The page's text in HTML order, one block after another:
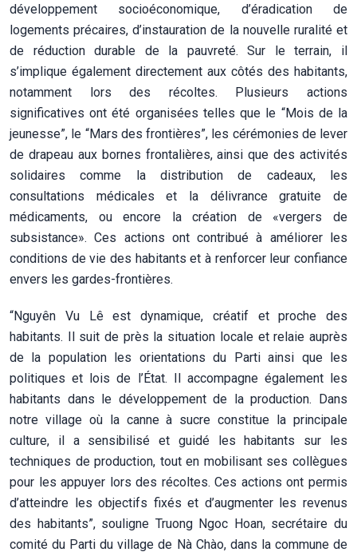
développement socioéconomique, d’éradication de
logements précaires, d’instauration de la nouvelle ruralité et
de réduction durable de la pauvreté. Sur le terrain, il
s’implique également directement aux côtés des habitants,
notamment lors des récoltes. Plusieurs actions
significatives ont été organisées telles que le “Mois de la
jeunesse”, le “Mars des frontières”, les cérémonies de lever
de drapeau aux bornes frontalières, ainsi que des activités
solidaires comme la distribution de cadeaux, les
consultations médicales et la délivrance gratuite de
médicaments, ou encore la création de «vergers de
subsistance». Ces actions ont contribué à améliorer les
conditions de vie des habitants et à renforcer leur confiance
envers les gardes-frontières.
“Nguyên Vu Lê est dynamique, créatif et proche des
habitants. Il suit de près la situation locale et relaie auprès
de la population les orientations du Parti ainsi que les
politiques et lois de l’État. Il accompagne également les
habitants dans le développement de la production. Dans
notre village où la canne à sucre constitue la principale
culture, il a sensibilisé et guidé les habitants sur les
techniques de production, tout en mobilisant ses collègues
pour les appuyer lors des récoltes. Ces actions ont permis
d’atteindre les objectifs fixés et d’augmenter les revenus
des habitants”, souligne Truong Ngoc Hoan, secrétaire du
comité du Parti du village de Nà Chào, dans la commune de